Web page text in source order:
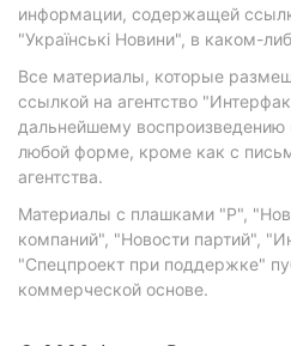
информации, содержащей
"Українські Новини", в каком-
Все материалы, которые
ссылкой на агентство
дальнейшему
любой форме, кроме как с
агентства.
Материалы с плашками "Р",
компаний", "Новости партий",
"Спецпроект при поддержке"
коммерческой основе.